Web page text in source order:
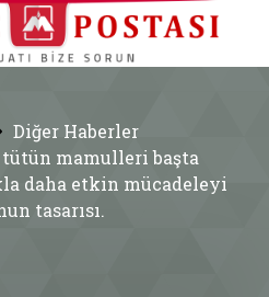
Diğer Haberler
mamulleri başta
daha etkin mücadeleyi
tasarısı.